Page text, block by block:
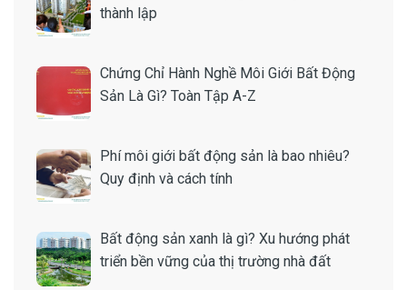
thành lập
Chứng Chỉ Hành Nghề Môi Giới Bất Động
Sản Là Gì? Toàn Tập A-Z
Phí môi giới bất động sản là bao nhiêu?
Quy định và cách tính
Bất động sản xanh là gì? Xu hướng phát
triển bền vững của thị trường nhà đất